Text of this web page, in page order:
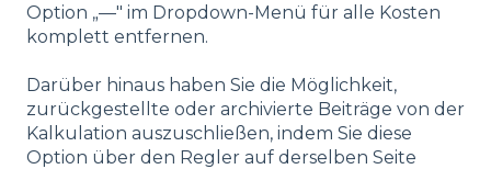
Option „—" im Dropdown-Menü für alle Kosten
komplett entfernen.
Darüber hinaus haben Sie die Möglichkeit,
zurückgestellte oder archivierte Beiträge von der
Kalkulation auszuschließen, indem Sie diese
Option über den Regler auf derselben Seite